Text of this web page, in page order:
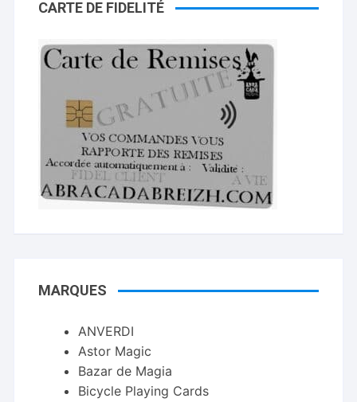
CARTE DE FIDELITÉ
MARQUES
ANVERDI
Astor Magic
Bazar de Magia
Bicycle Playing Cards